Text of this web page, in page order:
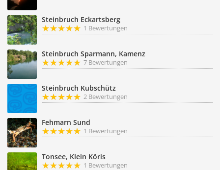
Steinbruch Eckartsberg
1 Bewertungen
Steinbruch Sparmann, Kamenz
7 Bewertungen
Steinbruch Kubschütz
2 Bewertungen
Fehmarn Sund
1 Bewertungen
Tonsee, Klein Köris
1 Bewertungen